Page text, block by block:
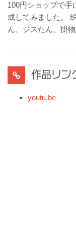
100円ショップで
成してみました。
ん、ジスたん、掛
作品リン
youtu.be